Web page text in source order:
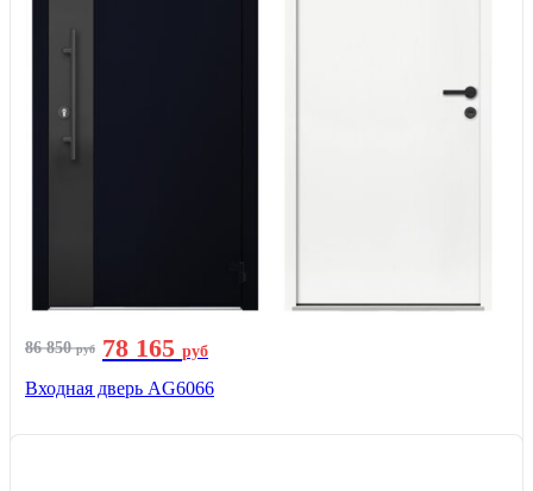
86 850руб 78 165 руб
Входная дверь AG6066